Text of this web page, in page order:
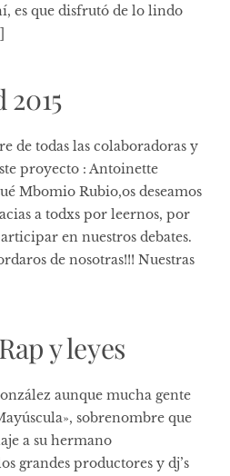
es que disfrutó de lo lindo
de todas las colaboradoras y
proyecto : Antoinette
Mbomio Rubio,os deseamos
a todxs por leernos, por
en nuestros debates.
de nosotras!!! Nuestras
y leyes
aunque mucha gente
sobrenombre que
a su hermano
grandes productores y dj’s